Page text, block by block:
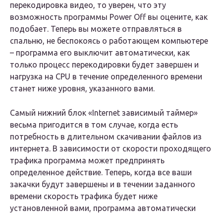
перекодировка видео, то уверен, что эту
возможность программы Power Off вы оцените, как
подобает. Теперь вы можете отправляться в
спальню, не беспокоясь о работающем компьютере
– программа его выключит автоматически, как
только процесс перекодировки будет завершен и
нагрузка на CPU в течение определенного времени
станет ниже уровня, указанного вами.
Самый нижний блок «Internet зависимый таймер»
весьма пригодится в том случае, когда есть
потребность в длительном скачивании файлов из
интернета. В зависимости от скорости проходящего
трафика программа может предпринять
определенное действие. Теперь, когда все ваши
закачки будут завершены и в течении заданного
времени скорость трафика будет ниже
установленной вами, программа автоматически